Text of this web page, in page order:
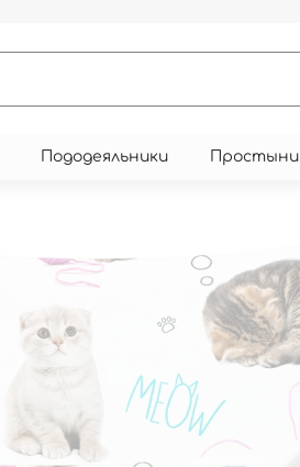
Пододеяльники Простыни